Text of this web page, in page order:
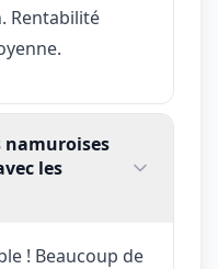
Rentabilité
namuroises
les
! Beaucoup de